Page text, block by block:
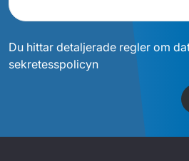
Du hittar detaljerade regler om
sekretesspolicyn